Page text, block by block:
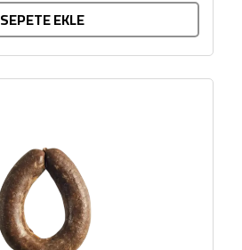
SEPETE EKLE